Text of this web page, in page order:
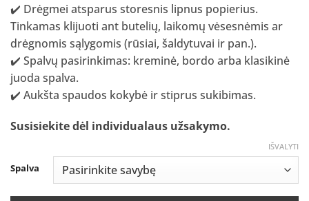
✔️ Drėgmei atsparus storesnis lipnus popierius.
Tinkamas klijuoti ant butelių, laikomų vėsesnėmis ar
drėgnomis sąlygomis (rūsiai, šaldytuvai ir pan.).
✔️ Spalvų pasirinkimas: kreminė, bordo arba klasikinė
juoda spalva.
✔️ Aukšta spaudos kokybė ir stiprus sukibimas.
Susisiekite dėl individualaus užsakymo.
Spalva
IŠVALYTI